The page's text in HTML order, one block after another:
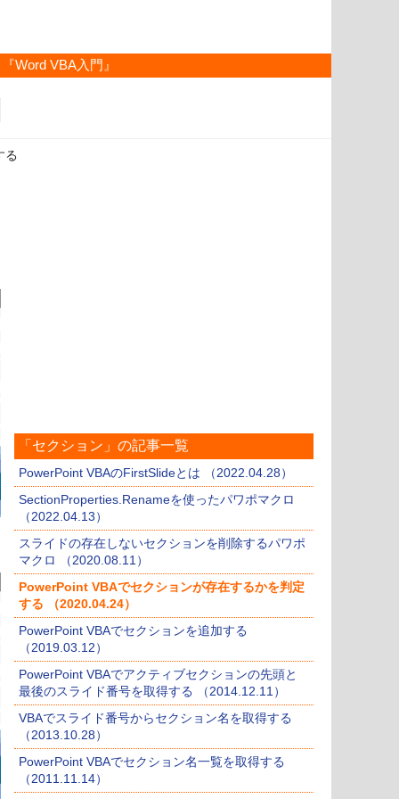
『Word VBA入門』
る
「セクション」の記事一覧
PowerPoint VBAのFirstSlideとは （2022.04.28）
SectionProperties.Renameを使ったパワポマクロ
（2022.04.13）
スライドの存在しないセクションを削除するパワポ
マクロ （2020.08.11）
PowerPoint VBAでセクションが存在するかを判定
する （2020.04.24）
PowerPoint VBAでセクションを追加する
（2019.03.12）
PowerPoint VBAでアクティブセクションの先頭と
最後のスライド番号を取得する （2014.12.11）
VBAでスライド番号からセクション名を取得する
（2013.10.28）
PowerPoint VBAでセクション名一覧を取得する
（2011.11.14）